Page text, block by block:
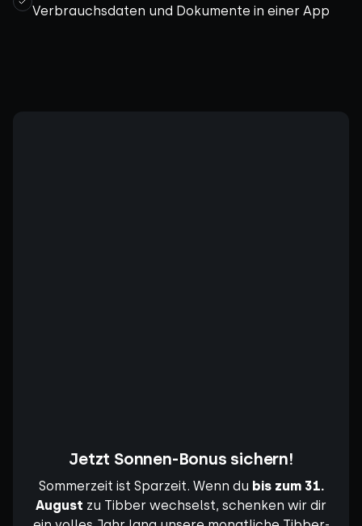
Verbrauchsdaten und Dokumente in einer App
Jetzt Sonnen-Bonus sichern!
Sommerzeit ist Sparzeit. Wenn du bis zum 31.
August zu Tibber wechselst, schenken wir dir